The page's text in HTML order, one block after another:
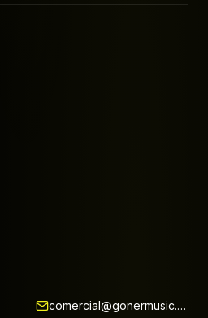
comercial@gonermusic.com